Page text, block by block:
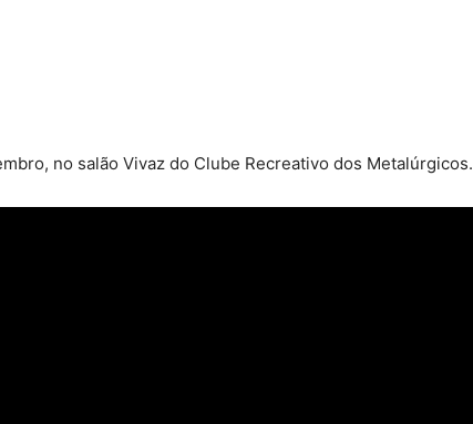
no salão Vivaz do Clube Recreativo dos Metalúrgicos.